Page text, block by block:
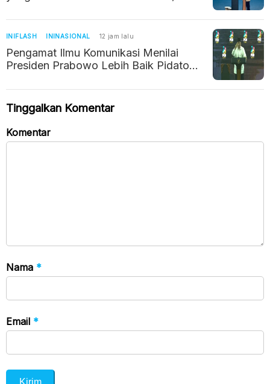
INIFLASH ININASIONAL 12 jam lalu
Pengamat Ilmu Komunikasi Menilai
Presiden Prabowo Lebih Baik Pidato
Tinggalkan Komentar
Komentar
Nama *
Email *